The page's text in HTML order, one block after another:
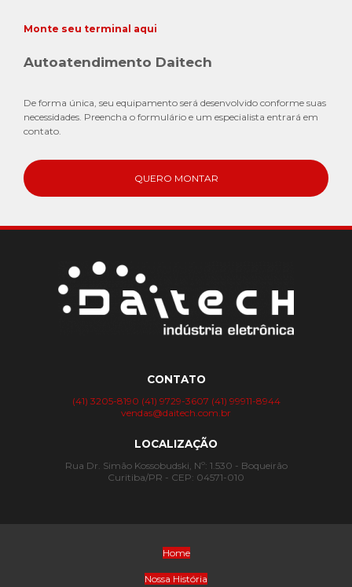
Monte seu terminal aqui
Autoatendimento Daitech
De forma única, seu equipamento será desenvolvido conforme suas
necessidades. Preencha o formulário e um especialista entrará em
contato.
QUERO MONTAR
CONTATO
(41) 3205-8190 (41) 9729-3607 (41) 99911-8944
vendas@daitech.com.br
LOCALIZAÇÃO
Rua Dr. Simão Kossobudski, Nº: 1.530 - Boqueirão
Curitiba/PR - CEP: 04571-010
Home
Nossa História